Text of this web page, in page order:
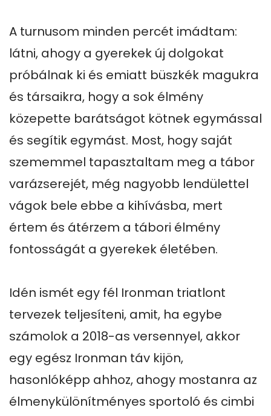
A turnusom minden percét imádtam:
látni, ahogy a gyerekek új dolgokat
próbálnak ki és emiatt büszkék magukra
és társaikra, hogy a sok élmény
közepette barátságot kötnek egymással
és segítik egymást. Most, hogy saját
szememmel tapasztaltam meg a tábor
varázserejét, még nagyobb lendülettel
vágok bele ebbe a kihívásba, mert
értem és átérzem a tábori élmény
fontosságát a gyerekek életében.
Idén ismét egy fél Ironman triatlont
tervezek teljesíteni, amit, ha egybe
számolok a 2018-as versennyel, akkor
egy egész Ironman táv kijön,
hasonlóképp ahhoz, ahogy mostanra az
élmenykülönítményes sportoló és cimbi